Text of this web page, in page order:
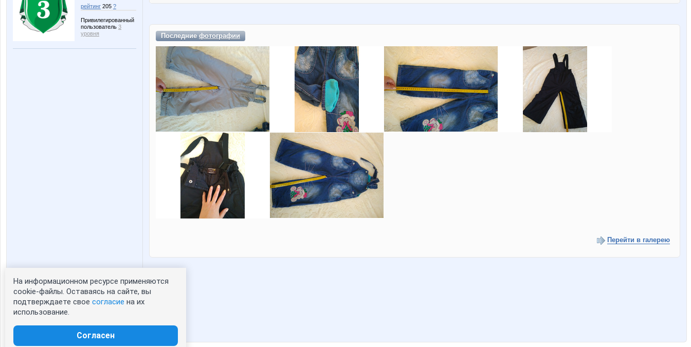
рейтинг 205 ?
Привилегированный
пользователь 3
уровня
Статистика портрета:
сейчас просматривают портрет - 0
зарегистрированные пользователи
Последниефотографии
Перейти в галерею
На информационном ресурсе применяются
cookie-файлы. Оставаясь на сайте, вы
подтверждаете свое согласие на их
использование.
Согласен